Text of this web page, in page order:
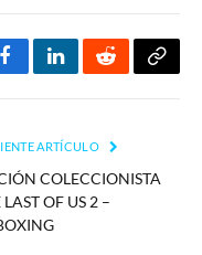
FacebookLinkedInReddit
ARTÍCULO
COLECCIONISTA
OF US 2 –